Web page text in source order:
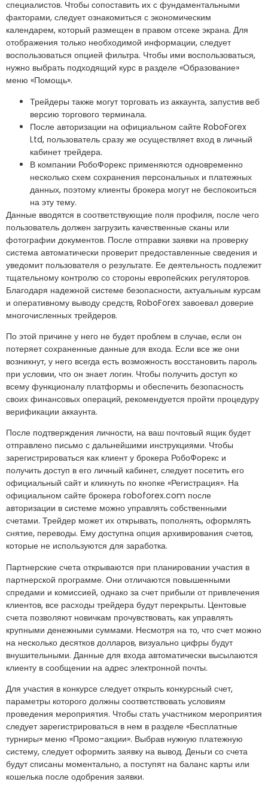
специалистов. Чтобы сопоставить их с фундаментальными
факторами, следует ознакомиться с экономическим
календарем, который размещен в правом отсеке экрана. Для
отображения только необходимой информации, следует
воспользоваться опцией фильтра. Чтобы ими воспользоваться,
нужно выбрать подходящий курс в разделе «Образование»
меню «Помощь».
Трейдеры также могут торговать из аккаунта, запустив веб
версию торгового терминала.
После авторизации на официальном сайте RoboForex
Ltd, пользователь сразу же осуществляет вход в личный
кабинет трейдера.
В компании РобоФорекс применяются одновременно
несколько схем сохранения персональных и платежных
данных, поэтому клиенты брокера могут не беспокоиться
на эту тему.
Данные вводятся в соответствующие поля профиля, после чего
пользователь должен загрузить качественные сканы или
фотографии документов. После отправки заявки на проверку
система автоматически проверит предоставленные сведения и
уведомит пользователя о результате. Ее деятельность подлежит
тщательному контролю со стороны европейских регуляторов.
Благодаря надежной системе безопасности, актуальным курсам
и оперативному выводу средств, RoboForex завоевал доверие
многочисленных трейдеров.
По этой причине у него не будет проблем в случае, если он
потеряет сохраненные данные для входа. Если все же они
возникнут, у него всегда есть возможность восстановить пароль
при условии, что он знает логин. Чтобы получить доступ ко
всему функционалу платформы и обеспечить безопасность
своих финансовых операций, рекомендуется пройти процедуру
верификации аккаунта.
После подтверждения личности, на ваш почтовый ящик будет
отправлено письмо с дальнейшими инструкциями. Чтобы
зарегистрироваться как клиент у брокера РобоФорекс и
получить доступ в его личный кабинет, следует посетить его
официальный сайт и кликнуть по кнопке «Регистрация». На
официальном сайте брокера roboforex.com после
авторизации в системе можно управлять собственными
счетами. Трейдер может их открывать, пополнять, оформлять
снятие, переводы. Ему доступна опция архивирования счетов,
которые не используются для заработка.
Партнерские счета открываются при планировании участия в
партнерской программе. Они отличаются повышенными
спредами и комиссией, однако за счет прибыли от привлечения
клиентов, все расходы трейдера будут перекрыты. Центовые
счета позволяют новичкам прочувствовать, как управлять
крупными денежными суммами. Несмотря на то, что счет можно
на несколько десятков долларов, визуально цифры будут
внушительными. Данные для входа автоматически высылаются
клиенту в сообщении на адрес электронной почты.
Для участия в конкурсе следует открыть конкурсный счет,
параметры которого должны соответствовать условиям
проведения мероприятия. Чтобы стать участником мероприятия
следует зарегистрироваться в нем в разделе «Бесплатные
турниры» меню «Промо-акции». Выбрав нужную платежную
систему, следует оформить заявку на вывод. Деньги со счета
будут списаны моментально, а поступят на баланс карты или
кошелька после одобрения заявки.